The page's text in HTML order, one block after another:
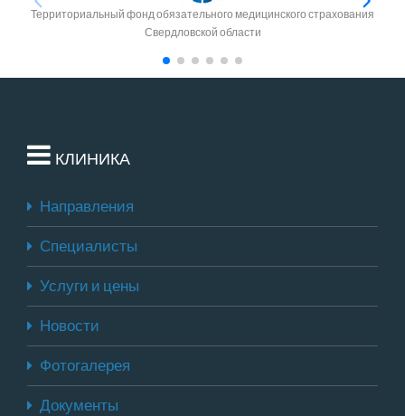
Территориальный фонд обязательного медицинского страхования
Свердловской области
КЛИНИКА
Направления
Специалисты
Услуги и цены
Новости
Фотогалерея
Документы